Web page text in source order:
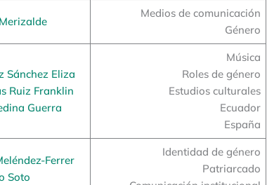
Medios de comunicación
Género
Sánchez Eliza
Ruiz Franklin
Guerra
Música
Roles de género
Estudios culturales
Ecuador
España
Ferrer
Soto
Identidad de género
Patriarcado